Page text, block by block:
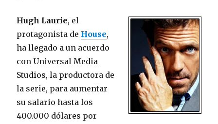
Hugh Laurie, el
protagonista de House,
ha llegado a un acuerdo
con Universal Media
Studios, la productora de
la serie, para aumentar
su salario hasta los
400.000 dólares por